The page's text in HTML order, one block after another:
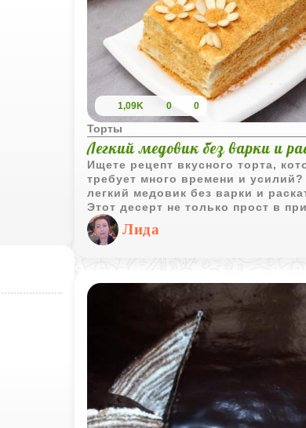
1,09K 0 0
Торты
Легкий медовик без варки и
Ищете рецепт вкусного торта,
требует много времени и
легкий медовик без варки и
Этот десерт не только прост в
и порадует вас своим нежным
ароматом. Следуйте простым
своих гостей домашним
тает во рту.
Лида